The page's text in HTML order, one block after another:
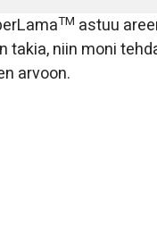
TM astuu
niin moni
arvoon.